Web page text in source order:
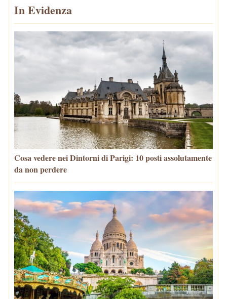
In Evidenza
Cosa vedere nei Dintorni di Parigi: 10 posti assolutamente
da non perdere